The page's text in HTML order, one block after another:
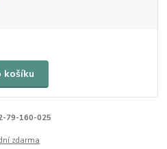
košíku
79-160-025
zdarma